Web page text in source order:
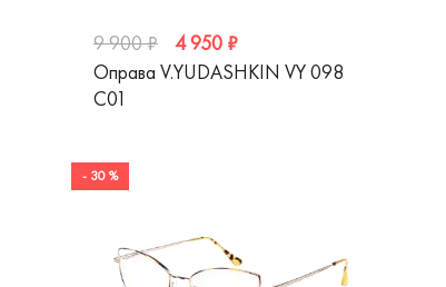
9 900 ₽
4 950 ₽
Оправа V.YUDASHKIN VY 098
C01
- 30 %